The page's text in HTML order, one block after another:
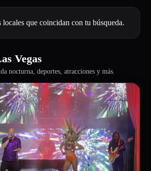
que coincidan con tu búsqueda.
Vegas
nocturna, deportes, atracciones y más.